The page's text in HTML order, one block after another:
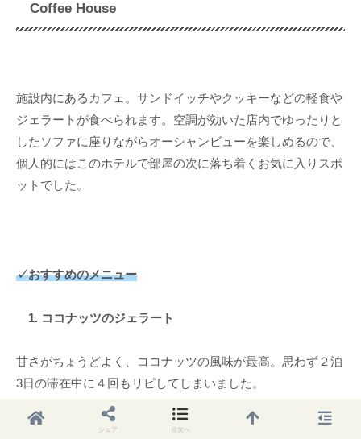
Coffee House
施設内にあるカフェ。サンドイッチやクッキーなどの軽食や
ジェラートが食べられます。空調が効いた店内でゆったりと
したソファに座りながらオーシャンビューを楽しめるので、
個人的にはこのホテルで部屋の次に落ち着くお気に入りスポ
ットでした。
✓おすすめのメニュー
1. ココナッツのジェラート
甘さがちょうどよく、ココナッツの風味が最高。思わず２泊
3日の滞在中に４回もリピしてしまいました。
2. カフェラテシェア 目次へ